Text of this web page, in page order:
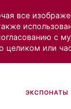
все
с
целиком или
ЭКСПОНАТЫ